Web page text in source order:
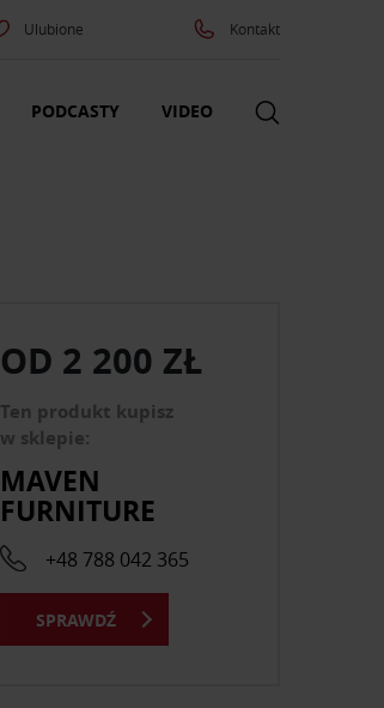
Ulubione Kontakt
PODCASTY VIDEO
OD 2 200 ZŁ
Ten produkt kupisz
w sklepie:
MAVEN
FURNITURE
+48 788 042 365
SPRAWDŹ